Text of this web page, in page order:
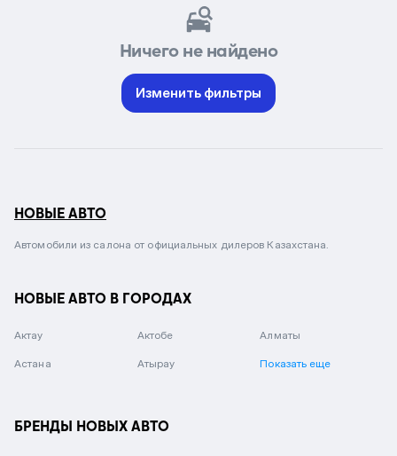
Ничего не найдено
Изменить фильтры
НОВЫЕ АВТО
Автомобили из салона от официальных дилеров Казахстана.
НОВЫЕ АВТО В ГОРОДАХ
Актау Актобе Алматы
Астана Атырау Показать еще
БРЕНДЫ НОВЫХ АВТО